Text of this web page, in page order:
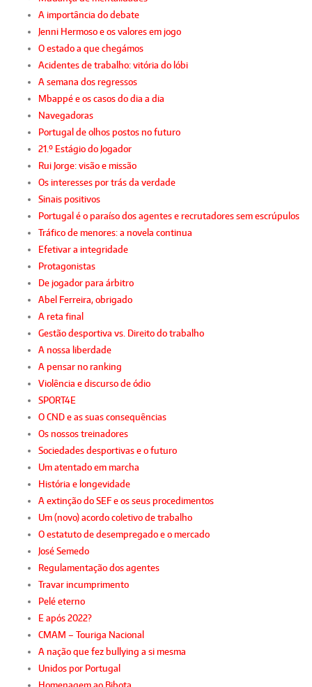
A importância do debate
Jenni Hermoso e os valores em jogo
O estado a que chegámos
Acidentes de trabalho: vitória do lóbi
A semana dos regressos
Mbappé e os casos do dia a dia
Navegadoras
Portugal de olhos postos no futuro
21.º Estágio do Jogador
Rui Jorge: visão e missão
Os interesses por trás da verdade
Sinais positivos
Portugal é o paraíso dos agentes e recrutadores sem escrúpulos
Tráfico de menores: a novela continua
Efetivar a integridade
Protagonistas
De jogador para árbitro
Abel Ferreira, obrigado
A reta final
Gestão desportiva vs. Direito do trabalho
A nossa liberdade
A pensar no ranking
Violência e discurso de ódio
SPORT4E
O CND e as suas consequências
Os nossos treinadores
Sociedades desportivas e o futuro
Um atentado em marcha
História e longevidade
A extinção do SEF e os seus procedimentos
Um (novo) acordo coletivo de trabalho
O estatuto de desempregado e o mercado
José Semedo
Regulamentação dos agentes
Travar incumprimento
Pelé eterno
E após 2022?
CMAM – Touriga Nacional
A nação que fez bullying a si mesma
Unidos por Portugal